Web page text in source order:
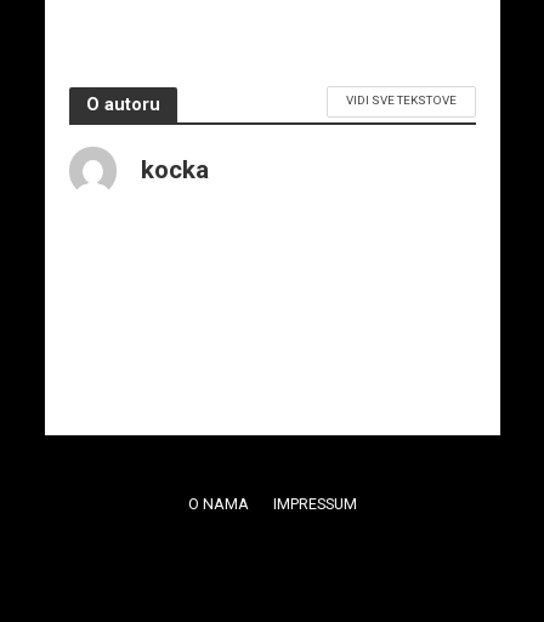
O autoru VIDI SVE TEKSTOVE
kocka
O NAMA IMPRESSUM